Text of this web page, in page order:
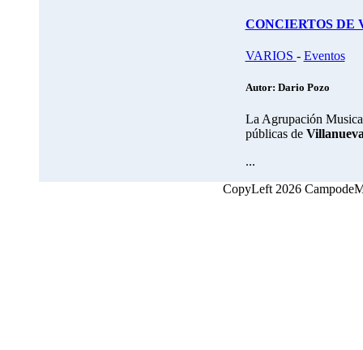
CONCIERTOS DE
VARIOS - Eventos
Autor: Dario Pozo
La Agrupación
públicas de
...
CopyLeft 2026